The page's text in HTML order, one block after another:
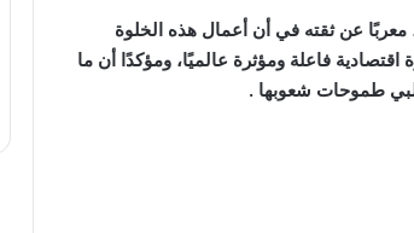
معربًا عن ثقته في أن أعمال هذه الخلوة
فاعلة ومؤثرة عالميًا، ومؤكدًا أن ما
طموحات شعوبها .